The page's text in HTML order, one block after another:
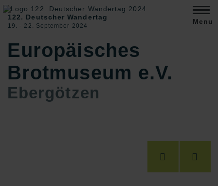
122. Deutscher Wandertag
19. ‐ 22. September 2024
Menu
Europäisches
Brotmuseum e.V.
Ebergötzen